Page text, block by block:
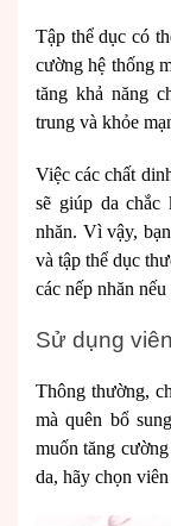
Tập thể dục có
cường hệ thống
tăng khả năng
trung và khỏe
Việc các chất
sẽ giúp da chắc
nhăn. Vì vậy,
và tập thể dục
các nếp nhăn nếu
Sử dụng
Thông thường,
mà quên bổ
muốn tăng
da, hãy chọn